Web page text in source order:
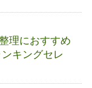
理におすすめ
キングセレ